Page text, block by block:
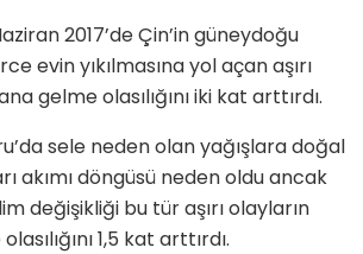
2017’de Çin’in güneydoğu
evin yıkılmasına yol açan aşırı
gelme olasılığını iki kat arttırdı.
sele neden olan yağışlara doğal
akımı döngüsü neden oldu ancak
değişikliği bu tür aşırı olayların
1,5 kat arttırdı.